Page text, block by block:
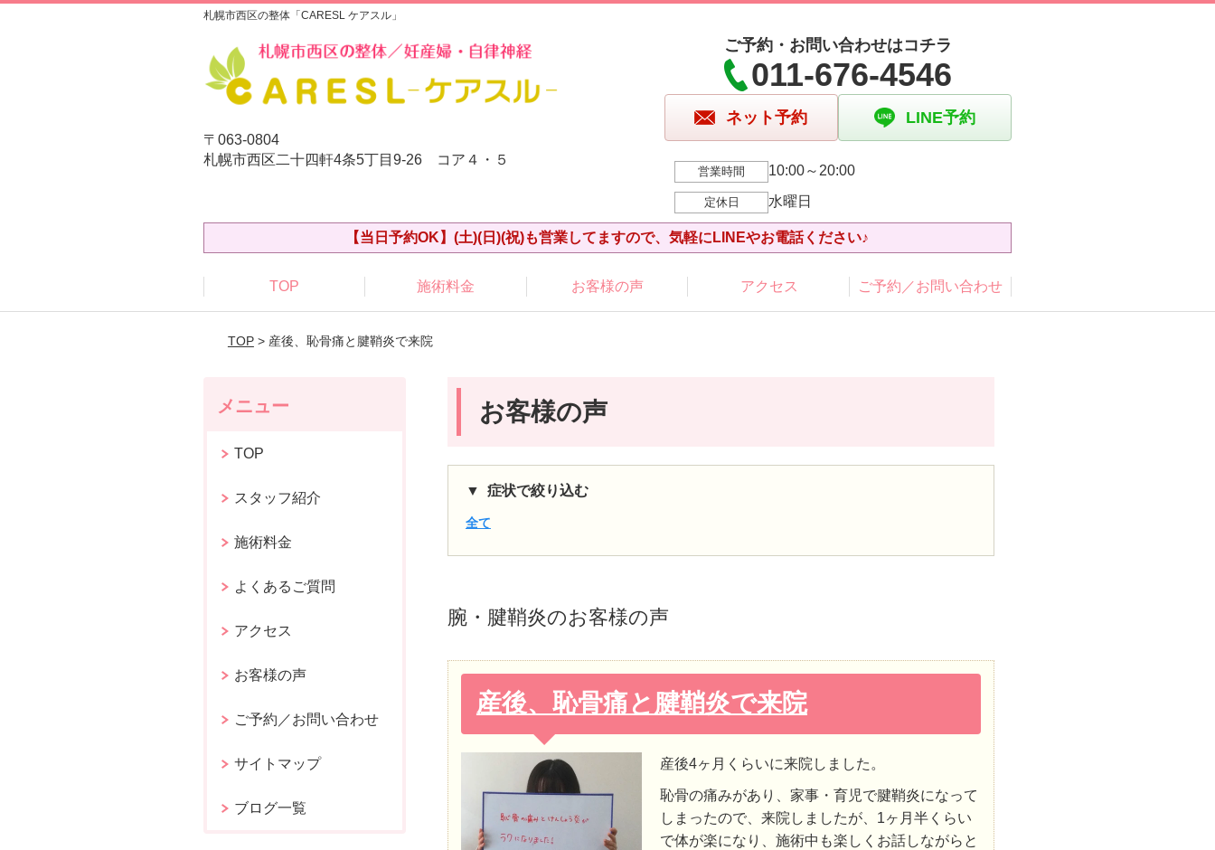
札幌市西区の整体「CARESL ケアスル」
〒063-0804
札幌市西区二十四軒4条5丁目9-26 コア４・５
ご予約・お問い合わせはコチラ
011-676-4546
ネット予約 LINE予約
営業時間 10:00～20:00
定休日 水曜日
【当日予約OK】(土)(日)(祝)も営業してますので、気軽にLINEやお電話ください♪
TOP 施術料金 お客様の声 アクセス ご予約／お問い合わせ
TOP> 産後、恥骨痛と腱鞘炎で来院
お客様の声
症状で絞り込む
全て
腕・腱鞘炎のお客様の声
産後、恥骨痛と腱鞘炎で来院
産後4ヶ月くらいに来院しました。
恥骨の痛みがあり、家事・育児で腱鞘炎になって
しまったので、来院しましたが、1ヶ月半くらい
で体が楽になり、施術中も楽しくお話しながらと
メニュー
TOP
スタッフ紹介
施術料金
よくあるご質問
アクセス
お客様の声
ご予約／お問い合わせ
サイトマップ
ブログ一覧